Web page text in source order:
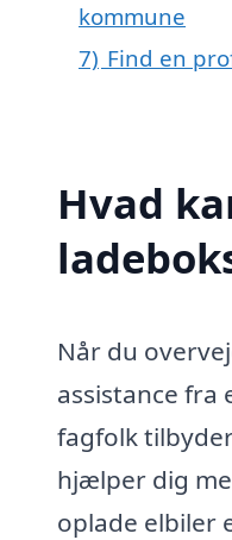
kommune
7) Find en
Hvad
Når du
assistance fra
fagfolk
hjælper dig
oplade elbiler